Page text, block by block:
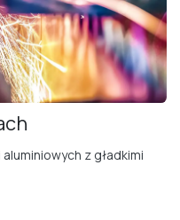
z gładkimi